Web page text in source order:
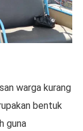
warga kurang
bentuk
guna